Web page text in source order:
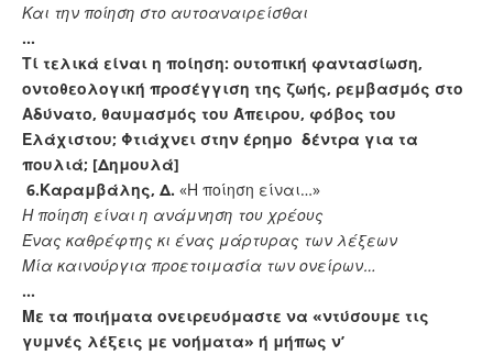
Και την ποίηση στο αυτοαναιρείσθαι
…
Τί τελικά είναι η ποίηση: ουτοπική φαντασίωση,
οντοθεολογική προσέγγιση της ζωής, ρεμβασμός στο
Αδύνατο, θαυμασμός του Άπειρου, φόβος του
Ελάχιστου; Φτιάχνει στην έρημο δέντρα για τα
πουλιά; [Δημουλά]
6.Καραμβάλης, Δ. «Η ποίηση είναι…»
Η ποίηση είναι η ανάμνηση του χρέους
Ένας καθρέφτης κι ένας μάρτυρας των λέξεων
Μία καινούργια προετοιμασία των ονείρων…
…
Με τα ποιήματα ονειρευόμαστε να «ντύσουμε τις
γυμνές λέξεις με νοήματα» ή μήπως ν’